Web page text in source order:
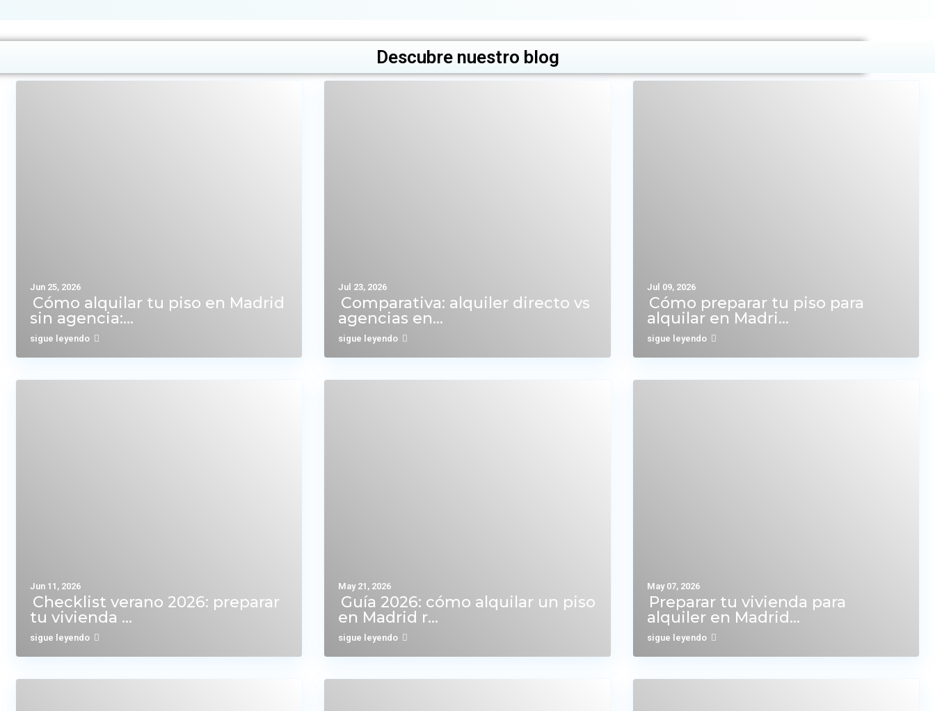
Descubre nuestro blog
Jun 25, 2026
Cómo alquilar tu piso en Madrid
sin agencia:...
sigue leyendo
Jul 23, 2026
Comparativa: alquiler directo vs
agencias en...
sigue leyendo
Jul 09, 2026
Cómo preparar tu piso para
alquilar en Madri...
sigue leyendo
Jun 11, 2026
Checklist verano 2026: preparar
tu vivienda ...
sigue leyendo
May 21, 2026
Guía 2026: cómo alquilar un piso
en Madrid r...
sigue leyendo
May 07, 2026
Preparar tu vivienda para
alquiler en Madrid...
sigue leyendo